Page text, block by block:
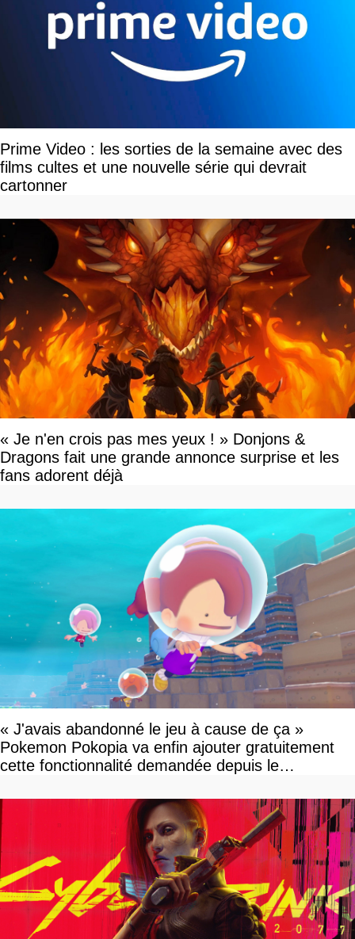
Prime Video : les sorties de la semaine avec des
films cultes et une nouvelle série qui devrait
cartonner
« Je n'en crois pas mes yeux ! » Donjons &
Dragons fait une grande annonce surprise et les
fans adorent déjà
« J'avais abandonné le jeu à cause de ça »
Pokemon Pokopia va enfin ajouter gratuitement
cette fonctionnalité demandée depuis le